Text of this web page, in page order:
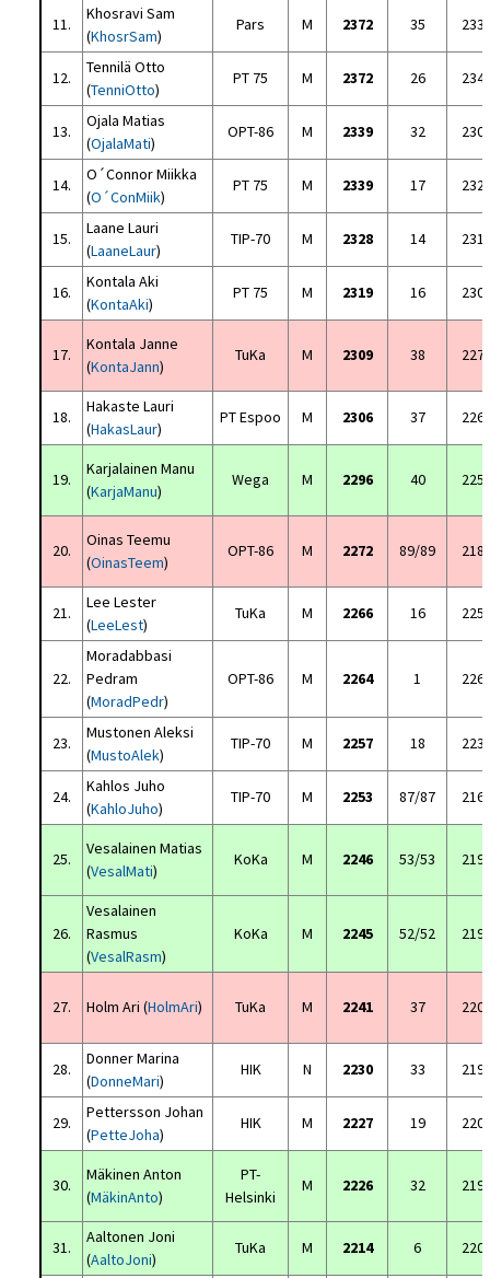
11.
Khosravi Sam
(KhosrSam)
Pars M 2372 35
12.
Tennilä Otto
(TenniOtto)
PT 75 M 2372 26
13.
Ojala Matias
(OjalaMati)
OPT-86 M 2339 32
14.
O´Connor Miikka
(O´ConMiik)
PT 75 M 2339 17
15.
Laane Lauri
(LaaneLaur)
TIP-70 M 2328 14
16.
Kontala Aki
(KontaAki)
PT 75 M 2319 16
17.
Kontala Janne
(KontaJann)
TuKa M 2309 38
18.
Hakaste Lauri
(HakasLaur)
PT Espoo M 2306 37
19.
Karjalainen Manu
(KarjaManu)
Wega M 2296 40
20.
Oinas Teemu
(OinasTeem)
OPT-86 M 2272 89/89
21.
Lee Lester
(LeeLest)
TuKa M 2266 16
22.
Moradabbasi
Pedram
(MoradPedr)
OPT-86 M 2264 1
23.
Mustonen Aleksi
(MustoAlek)
TIP-70 M 2257 18
24.
Kahlos Juho
(KahloJuho)
TIP-70 M 2253 87/87
25.
Vesalainen Matias
(VesalMati)
KoKa M 2246 53/53
26.
Vesalainen
Rasmus
(VesalRasm)
KoKa M 2245 52/52
27. Holm Ari (HolmAri) TuKa M 2241 37
28.
Donner Marina
(DonneMari)
HIK N 2230 33
29.
Pettersson Johan
(PetteJoha)
HIK M 2227 19
30.
Mäkinen Anton
(MäkinAnto)
PT-
Helsinki
M 2226 32
31.
Aaltonen Joni
(AaltoJoni)
TuKa M 2214 6